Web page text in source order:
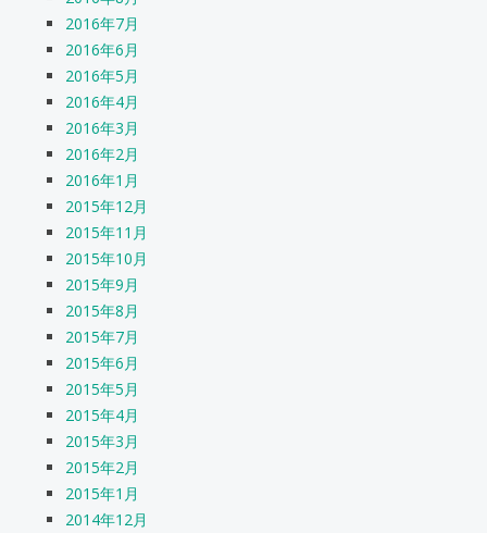
2016年7月
2016年6月
2016年5月
2016年4月
2016年3月
2016年2月
2016年1月
2015年12月
2015年11月
2015年10月
2015年9月
2015年8月
2015年7月
2015年6月
2015年5月
2015年4月
2015年3月
2015年2月
2015年1月
2014年12月